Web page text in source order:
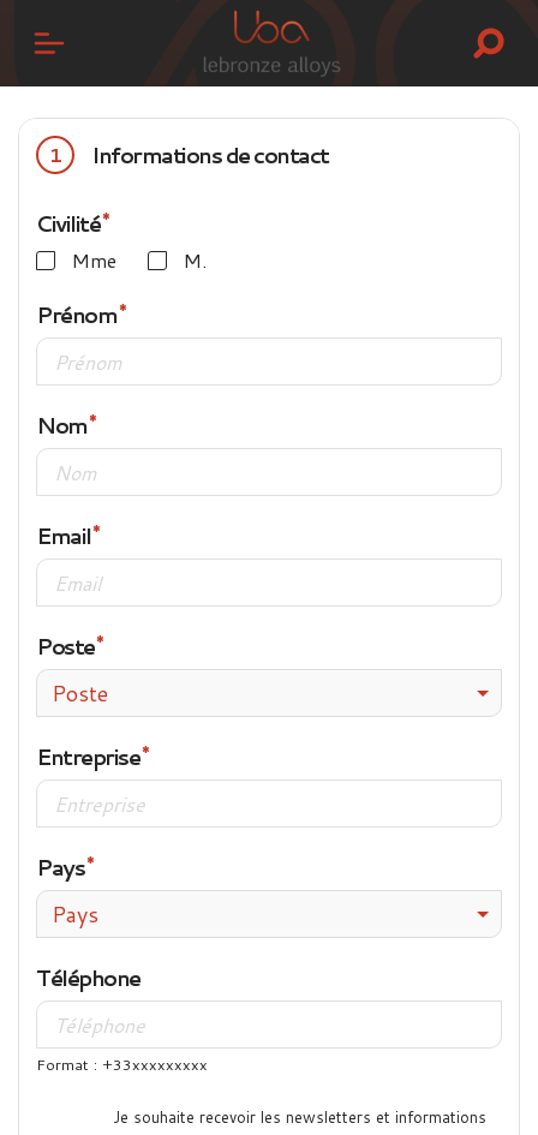
1 Informations de contact
Civilité
Mme M.
Prénom
Nom
Email
Poste
Poste
Entreprise
Pays
Pays
Téléphone
Format : +33xxxxxxxxx
Je souhaite recevoir les newsletters et informations